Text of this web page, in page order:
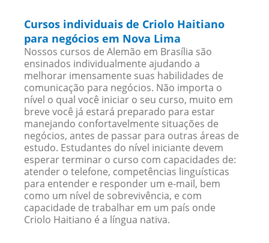
Cursos individuais de Criolo Haitiano
para negócios em Nova Lima
Nossos cursos de Alemão em Brasília são
ensinados individualmente ajudando a
melhorar imensamente suas habilidades de
comunicação para negócios. Não importa o
nível o qual você iniciar o seu curso, muito em
breve você já estará preparado para estar
manejando confortavelmente situações de
negócios, antes de passar para outras áreas de
estudo. Estudantes do nível iniciante devem
esperar terminar o curso com capacidades de:
atender o telefone, competências linguísticas
para entender e responder um e-mail, bem
como um nível de sobrevivência, e com
capacidade de trabalhar em um país onde
Criolo Haitiano é a língua nativa.